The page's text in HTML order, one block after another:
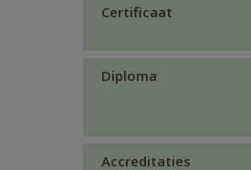
Certificaat
Diploma
Accreditaties